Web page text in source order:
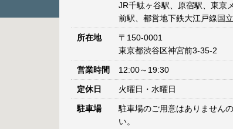
JR千駄ヶ谷駅、原宿駅、東京
前駅、都営地下鉄大江戸線国
所在地
〒150-0001
東京都渋谷区神宮前3-35-2
営業時間 12:00～19:30
定休日 火曜日・水曜日
駐車場
駐車場のご用意はありません
い。